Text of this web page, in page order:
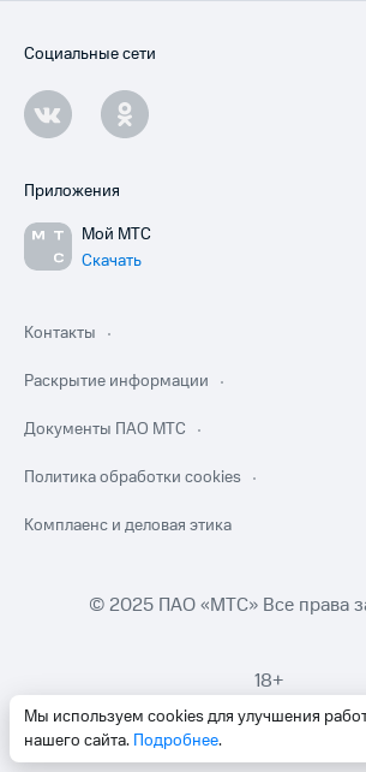
Мы используем cookies для улучшения
нашего сайта. Подробнее.
Социальные сети
Приложения
Мой МТС
Скачать
Контакты
Раскрытие информации
Документы ПАО МТС
Политика обработки cookies
Комплаенс и деловая этика
© 2025 ПАО «МТС» Все права
18+